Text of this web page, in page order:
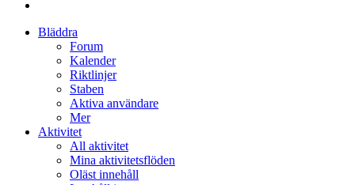
Bläddra
Forum
Kalender
Riktlinjer
Staben
Aktiva användare
Mer
Aktivitet
All aktivitet
Mina aktivitetsflöden
Oläst innehåll